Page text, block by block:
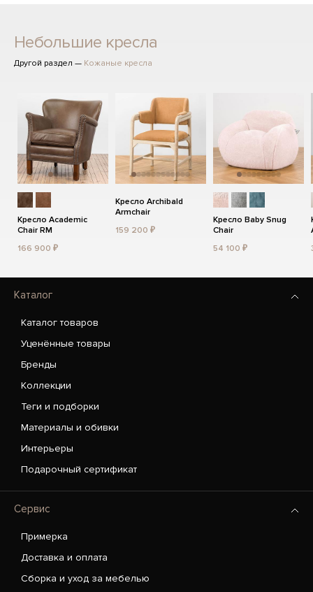
Небольшие кресла
Другой раздел — Кожаные кресла
Кресло Academic
Chair RM
166 900 ₽
Кресло Archibald
Armchair
159 200 ₽
Кресло Baby Snug
Chair
54 100 ₽
Каталог
Каталог товаров
Уценённые товары
Бренды
Коллекции
Теги и подборки
Материалы и обивки
Интерьеры
Подарочный сертификат
Сервис
Примерка
Доставка и оплата
Сборка и уход за мебелью